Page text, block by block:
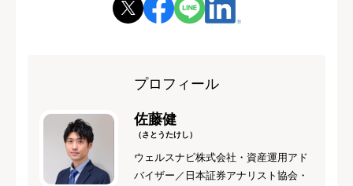
プロフィール
佐藤健
（さとうたけし）
ウェルスナビ株式会社・資産運用アド
バイザー／日本証券アナリスト協会・